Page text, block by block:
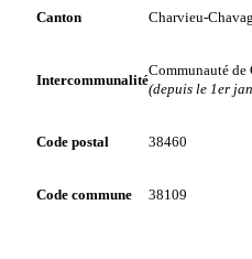
Canton Charvieu-
Intercommunalité
Communauté de
(depuis le 1er
Code postal 38460
Code commune 38109